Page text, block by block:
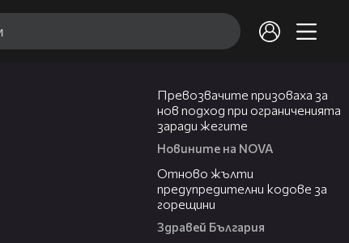
Превозвачите призоваха за
нов подход при ограниченията
заради жегите
Новините на NOVA
Отново жълти
предупредителни кодове за
горещини
Здравей България